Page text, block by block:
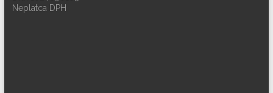
Neplatca DPH